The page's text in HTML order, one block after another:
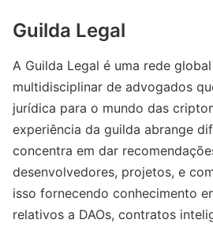
Guilda Legal
A Guilda Legal é uma rede
multidisciplinar de advogados
jurídica para o mundo das
experiência da guilda abrange
concentra em dar
desenvolvedores, projetos, e
isso fornecendo conhecimento
relativos a DAOs, contratos